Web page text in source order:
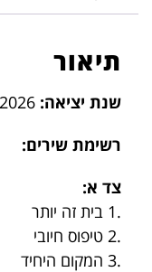
תיאור
שנת יציאה:
רשימת שירים:
צד א:
.1 בית זה יותר
.2 טיפוס חיובי
.3 המקום היחיד